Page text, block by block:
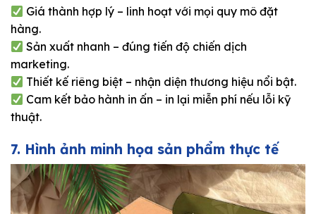
Giá thành hợp lý – linh hoạt với mọi quy mô đặt
hàng.
Sản xuất nhanh – đúng tiến độ chiến dịch
marketing.
Thiết kế riêng biệt – nhận diện thương hiệu nổi bật.
Cam kết bảo hành in ấn – in lại miễn phí nếu lỗi kỹ
thuật.
7. Hình ảnh minh họa sản phẩm thực tế